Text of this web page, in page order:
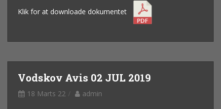
Klik for at downloade dokumentet
Vodskov Avis 02 JUL 2019
18 Marts 22 admin